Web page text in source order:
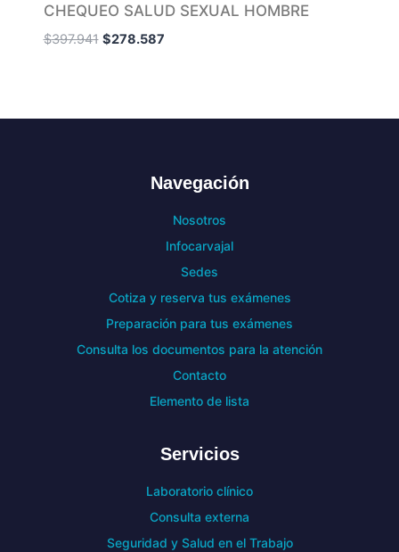
CHEQUEO SALUD SEXUAL HOMBRE
$397.941 $278.587
Navegación
Nosotros
Infocarvajal
Sedes
Cotiza y reserva tus exámenes
Preparación para tus exámenes
Consulta los documentos para la atención
Contacto
Elemento de lista
Servicios
Laboratorio clínico
Consulta externa
Seguridad y Salud en el Trabajo